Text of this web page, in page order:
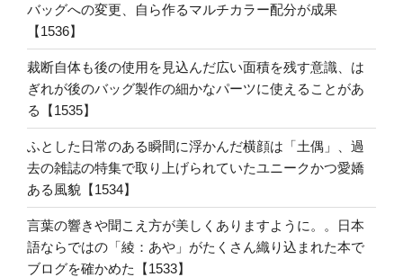
バッグへの変更、自ら作るマルチカラー配分が成果
【1536】
裁断自体も後の使用を見込んだ広い面積を残す意識、は
ぎれが後のバッグ製作の細かなパーツに使えることがあ
る【1535】
ふとした日常のある瞬間に浮かんだ横顔は「土偶」、過
去の雑誌の特集で取り上げられていたユニークかつ愛嬌
ある風貌【1534】
言葉の響きや聞こえ方が美しくありますように。。日本
語ならではの「綾：あや」がたくさん織り込まれた本で
ブログを確かめた【1533】